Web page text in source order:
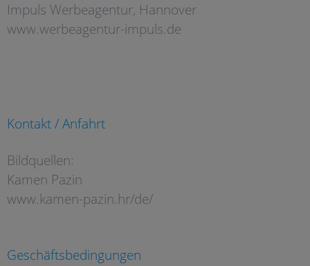
Impuls Werbeagentur, Hannover
www.werbeagentur-impuls.de
Kontakt / Anfahrt
Bildquellen:
Kamen Pazin
www.kamen-pazin.hr/de/
Geschäftsbedingungen